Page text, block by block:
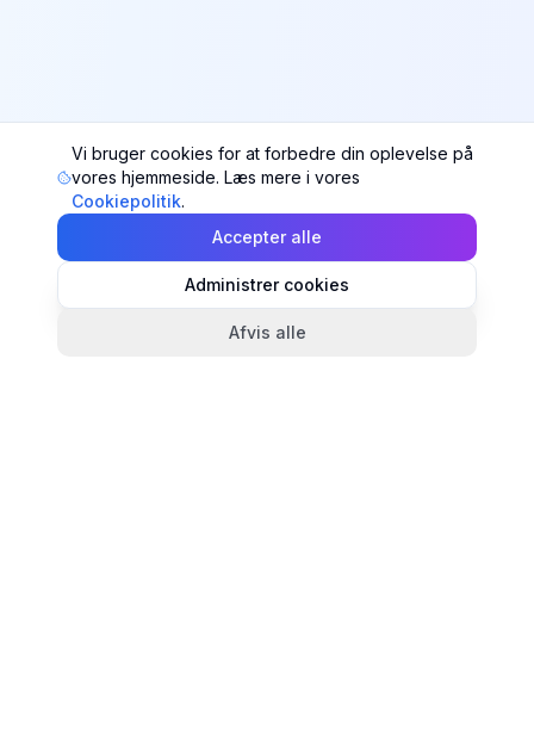
Vi bruger cookies for at forbedre din oplevelse på
vores hjemmeside. Læs mere i vores
Cookiepolitik.
Accepter alle
Administrer cookies
Afvis alle